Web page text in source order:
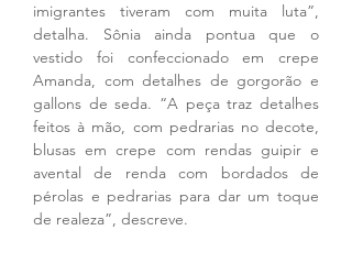
imigrantes tiveram com muita luta”,
detalha. Sônia ainda pontua que o
vestido foi confeccionado em crepe
Amanda, com detalhes de gorgorão e
gallons de seda. “A peça traz detalhes
feitos à mão, com pedrarias no decote,
blusas em crepe com rendas guipir e
avental de renda com bordados de
pérolas e pedrarias para dar um toque
de realeza”, descreve.